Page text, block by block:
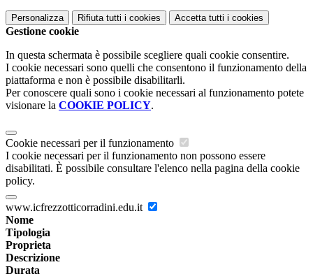
Personalizza Rifiuta tutti i cookies Accetta tutti i cookies
Gestione cookie
In questa schermata è possibile scegliere quali cookie consentire.
I cookie necessari sono quelli che consentono il funzionamento della
piattaforma e non è possibile disabilitarli.
Per conoscere quali sono i cookie necessari al funzionamento potete
visionare la COOKIE POLICY.
Cookie necessari per il funzionamento
I cookie necessari per il funzionamento non possono essere
disabilitati. È possibile consultare l'elenco nella pagina della cookie
policy.
www.icfrezzotticorradini.edu.it
Nome
Tipologia
Proprieta
Descrizione
Durata